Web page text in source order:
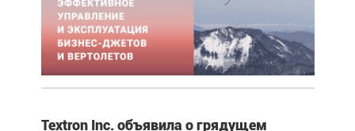
Textron Inc. объявила о грядущем